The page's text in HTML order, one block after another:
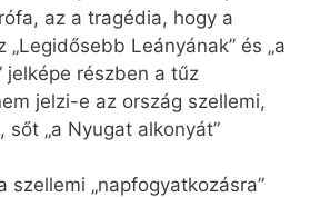
az a tragédia, hogy a
„Legidősebb Leányának” és „a
jelképe részben a tűz
jelzi-e az ország szellemi,
sőt „a Nyugat alkonyát”
szellemi „napfogyatkozásra”